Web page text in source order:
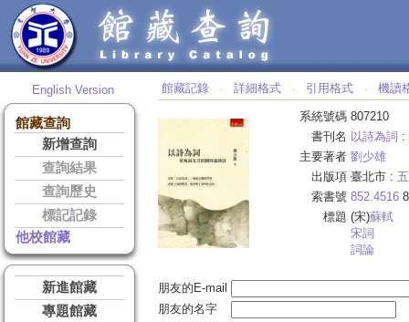
English Version
館藏查詢
新增查詢
查詢結果
查詢歷史
標記記錄
他校館藏
新進館藏
專題館藏
館藏記錄 ‧ 詳細格式 ‧ 引用格式 ‧ 機讀
系統號碼 807210
書刊名 以詩為詞 :
主要著者 劉少雄
出版項 臺北市 :
索書號 852.4516
標題 (宋)蘇軾
宋詞
詞論
朋友的E-mail
朋友的名字